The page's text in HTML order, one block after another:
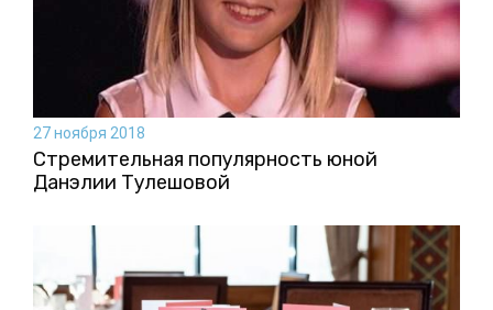
27 ноября 2018
Стремительная популярность юной
Данэлии Тулешовой